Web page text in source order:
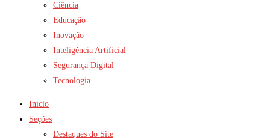
Ciência
Educação
Inovação
Inteligência Artificial
Segurança Digital
Tecnologia
Início
Seções
Destaques do Site